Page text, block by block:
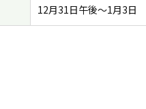
12月31日午後〜1月3日